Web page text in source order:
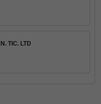
TIC. LTD